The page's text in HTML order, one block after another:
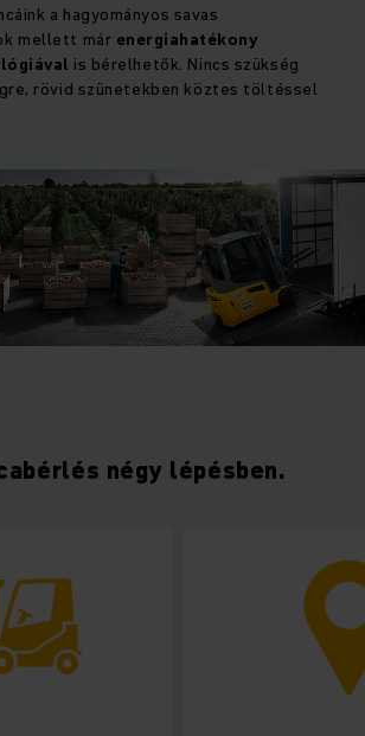
a hagyományos savas
mellett már energiahatékony
is bérelhetők. Nincs szükség
rövid szünetekben köztes töltéssel
négy lépésben.